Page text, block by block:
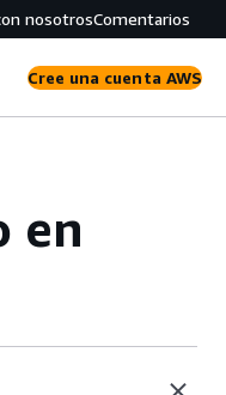
nosotrosComentarios
Cree una cuenta AWS
en